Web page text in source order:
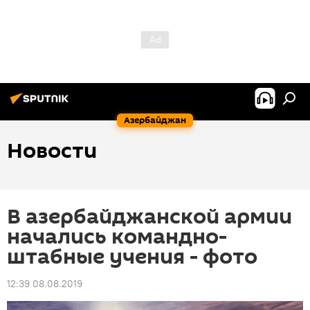
Азербайджан
Новости
В азербайджанской армии
начались командно-
штабные учения - фото
12:39 08.08.2019